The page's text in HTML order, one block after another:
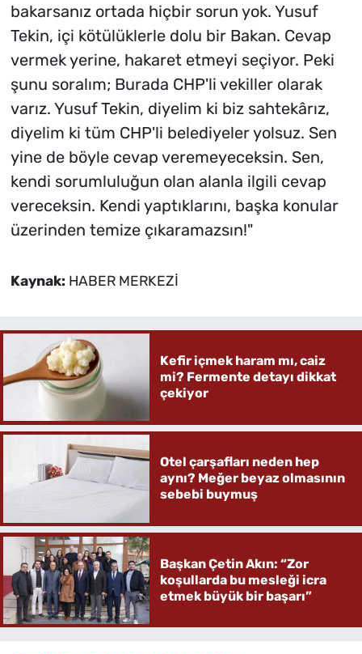
bakarsanız ortada hiçbir sorun yok. Yusuf
Tekin, içi kötülüklerle dolu bir Bakan. Cevap
vermek yerine, hakaret etmeyi seçiyor. Peki
şunu soralım; Burada CHP'li vekiller olarak
varız. Yusuf Tekin, diyelim ki biz sahtekârız,
diyelim ki tüm CHP'li belediyeler yolsuz. Sen
yine de böyle cevap veremeyeceksin. Sen,
kendi sorumluluğun olan alanla ilgili cevap
vereceksin. Kendi yaptıklarını, başka konular
üzerinden temize çıkaramazsın!"
Kaynak: HABER MERKEZİ
Kefir içmek haram mı, caiz
mi? Fermente detayı dikkat
çekiyor
Otel çarşafları neden hep
aynı? Meğer beyaz olmasının
sebebi buymuş
Başkan Çetin Akın: “Zor
koşullarda bu mesleği icra
etmek büyük bir başarı”